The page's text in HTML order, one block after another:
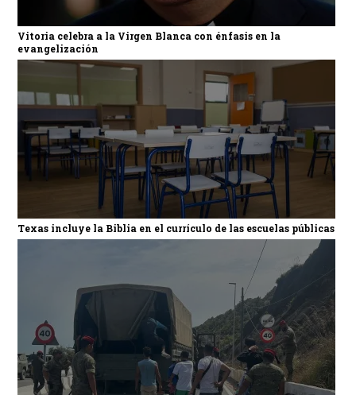
Vitoria celebra a la Virgen Blanca con énfasis en la
evangelización
Texas incluye la Biblia en el currículo de las escuelas públicas